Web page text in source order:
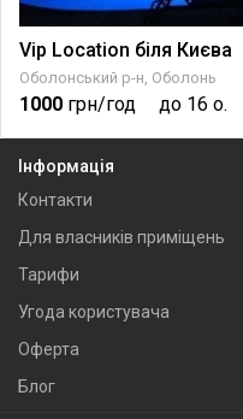
Vip Location біля Києва
Оболонський р-н, Оболонь
1000 грн/год до 16 о.
Інформація
Контакти
Для власників приміщень
Тарифи
Угода користувача
Оферта
Блог